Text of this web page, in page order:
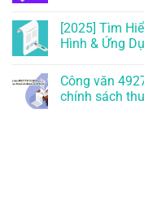
[2025] Tìm
Hình & Ứng
Công văn
chính sách